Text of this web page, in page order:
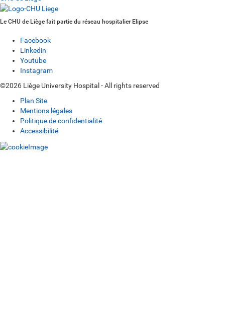
Le CHU de Liège fait partie du réseau hospitalier Elipse
Facebook
Linkedin
Youtube
Instagram
©2026 Liège University Hospital - All rights reserved
Plan Site
Mentions légales
Politique de confidentialité
Accessibilité